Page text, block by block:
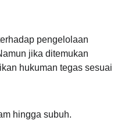
pengelolaan
jika ditemukan
hukuman tegas sesuai
hingga subuh.